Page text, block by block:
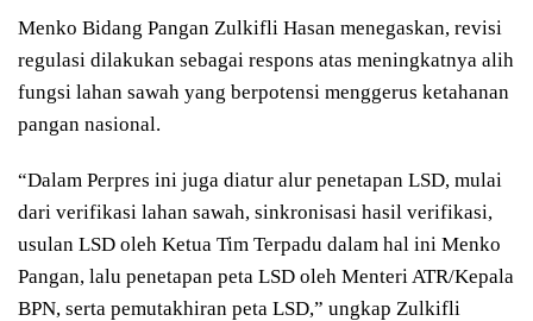
Menko Bidang Pangan Zulkifli Hasan menegaskan, revisi
regulasi dilakukan sebagai respons atas meningkatnya alih
fungsi lahan sawah yang berpotensi menggerus ketahanan
pangan nasional.
“Dalam Perpres ini juga diatur alur penetapan LSD, mulai
dari verifikasi lahan sawah, sinkronisasi hasil verifikasi,
usulan LSD oleh Ketua Tim Terpadu dalam hal ini Menko
Pangan, lalu penetapan peta LSD oleh Menteri ATR/Kepala
BPN, serta pemutakhiran peta LSD,” ungkap Zulkifli